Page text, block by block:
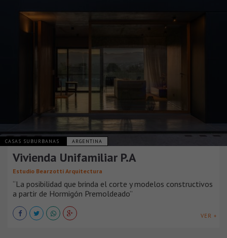
CASAS SUBURBANAS ARGENTINA
Vivienda Unifamiliar P.A
Estudio Bearzotti Arquitectura
“La posibilidad que brinda el corte y modelos constructivos
a partir de Hormigón Premoldeado”
VER +